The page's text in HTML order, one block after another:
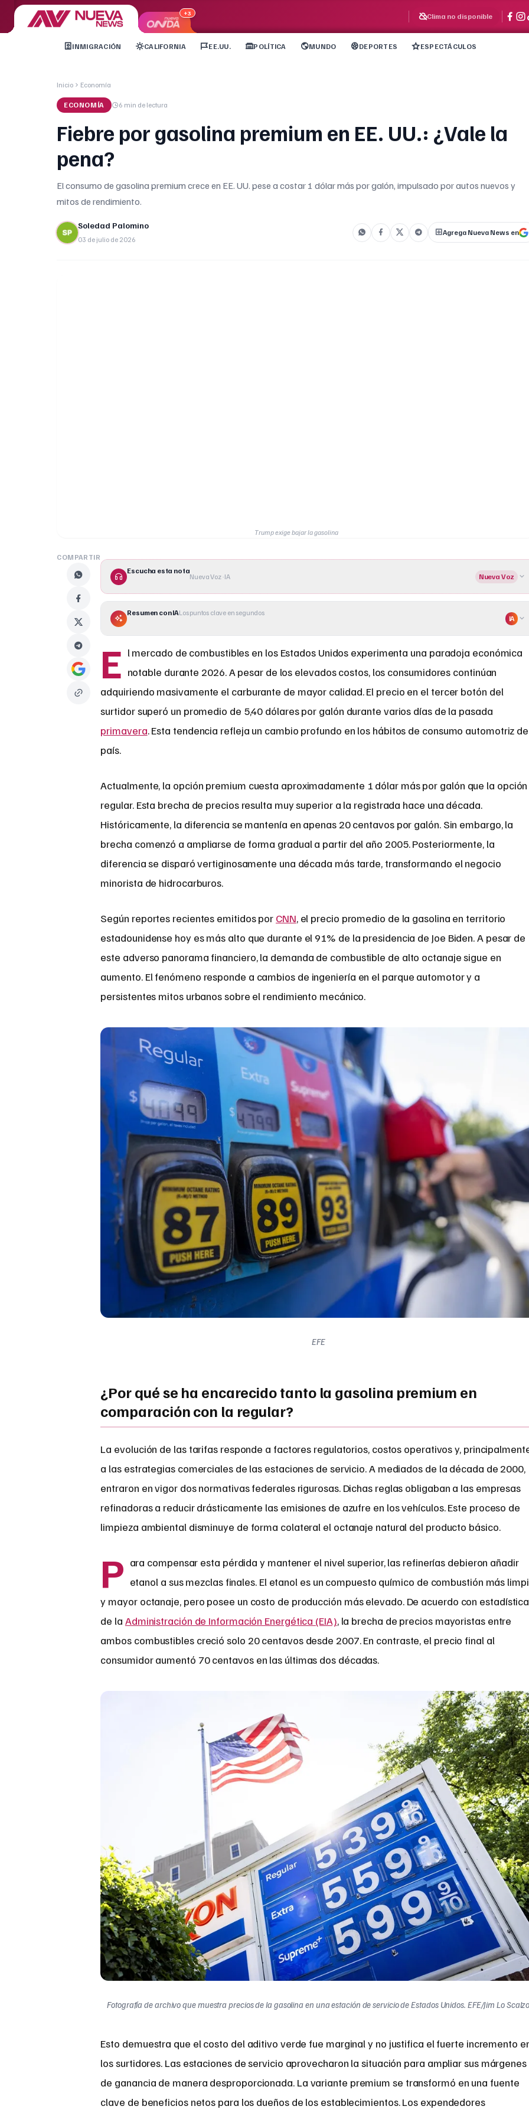
+3 Clima no disponible
INMIGRACIÓN CALIFORNIA EE.UU. POLÍTICA MUNDO DEPORTES ESPECTÁCULOS
Inicio Economía
ECONOMÍA 6 min de lectura
Fiebre por gasolina premium en EE. UU.: ¿Vale la
pena?
El consumo de gasolina premium crece en EE. UU. pese a costar 1 dólar más por galón, impulsado por autos nuevos y
mitos de rendimiento.
Soledad Palomino
03 de julio de 2026
Agrega Nueva News en
Trump exige bajar la gasolina
COMPARTIR
Escucha esta nota
Nueva Voz · IA Nueva Voz
Resumen con IALos puntos clave en segundos
IA
E l mercado de combustibles en los Estados Unidos experimenta una paradoja económica
notable durante 2026. A pesar de los elevados costos, los consumidores continúan
adquiriendo masivamente el carburante de mayor calidad. El precio en el tercer botón del
surtidor superó un promedio de 5,40 dólares por galón durante varios días de la pasada
primavera. Esta tendencia refleja un cambio profundo en los hábitos de consumo automotriz
país.
Actualmente, la opción premium cuesta aproximadamente 1 dólar más por galón que la opción
regular. Esta brecha de precios resulta muy superior a la registrada hace una década.
Históricamente, la diferencia se mantenía en apenas 20 centavos por galón. Sin embargo, la
brecha comenzó a ampliarse de forma gradual a partir del año 2005. Posteriormente, la
diferencia se disparó vertiginosamente una década más tarde, transformando el negocio
minorista de hidrocarburos.
Según reportes recientes emitidos por CNN, el precio promedio de la gasolina en territorio
estadounidense hoy es más alto que durante el 91% de la presidencia de Joe Biden. A pesar de
este adverso panorama financiero, la demanda de combustible de alto octanaje sigue en
aumento. El fenómeno responde a cambios de ingeniería en el parque automotor y a
persistentes mitos urbanos sobre el rendimiento mecánico.
EFE
¿Por qué se ha encarecido tanto la gasolina premium en
comparación con la regular?
La evolución de las tarifas responde a factores regulatorios, costos operativos y,
a las estrategias comerciales de las estaciones de servicio. A mediados de la década de 2000,
entraron en vigor dos normativas federales rigurosas. Dichas reglas obligaban a las empresas
refinadoras a reducir drásticamente las emisiones de azufre en los vehículos. Este proceso de
limpieza ambiental disminuye de forma colateral el octanaje natural del producto básico.
P ara compensar esta pérdida y mantener el nivel superior, las refinerías debieron añadir
etanol a sus mezclas finales. El etanol es un compuesto químico de combustión más
y mayor octanaje, pero posee un costo de producción más elevado. De acuerdo con
de la Administración de Información Energética (EIA), la brecha de precios mayoristas entre
ambos combustibles creció solo 20 centavos desde 2007. En contraste, el precio final al
consumidor aumentó 70 centavos en las últimas dos décadas.
Fotografía de archivo que muestra precios de la gasolina en una estación de servicio de Estados Unidos. EFE/Jim Lo
Esto demuestra que el costo del aditivo verde fue marginal y no justifica el fuerte incremento
los surtidores. Las estaciones de servicio aprovecharon la situación para ampliar sus márgenes
de ganancia de manera desproporcionada. La variante premium se transformó en una fuente
clave de beneficios netos para los dueños de los establecimientos. Los expendedores